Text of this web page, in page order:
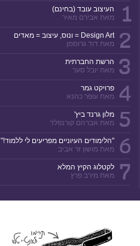
1
העיצוב עובד (בחינם)
מאת אבירם מאיר
2
Design Art = ונוס, עיצוב = מאדים
מאת דוד גרוסמן
3
הרשת החברתית
מאת יובל סער
4
פרויקט גמר
מאת עופר כהנא
5
מלון גרנד ביץ'
מאת אברהם קורנפלד
6
"הלימודים העיוניים מפריעים לי ללמוד!"
מאת מושון זר אביב
7
לקטלוג הקיץ המלא
מאת מירב פרץ